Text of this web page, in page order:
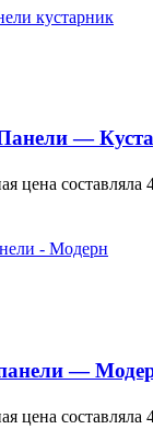
—
цена составляла
—
цена составляла